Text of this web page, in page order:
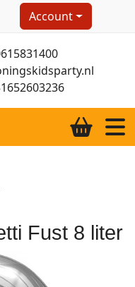
Account
Fust 8 liter